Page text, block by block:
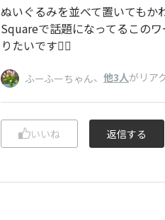
ぬいぐるみを並べて置いてもか
Squareで話題になってるこの
りたいです🙋‍♀️
ふーふーちゃん、 他3人がリア
いいね 返信する